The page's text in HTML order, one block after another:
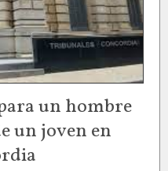
un hombre
un joven en